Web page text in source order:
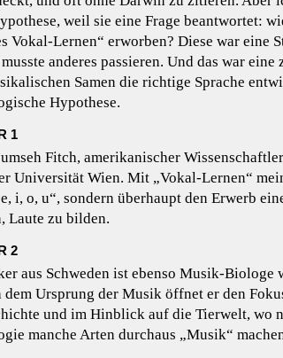
weil sie eine Frage beantwortet:
Vokal-Lernen“ erworben? Diese war eine
anderes passieren. Und das war eine
Samen die richtige Sprache
Hypothese.
1
Fitch, amerikanischer
Universität Wien. Mit „Vokal-Lernen“
i, o, u“, sondern überhaupt den Erwerb
Laute zu bilden.
2
aus Schweden ist ebenso Musik-Biologe
dem Ursprung der Musik öffnet er den
und im Hinblick auf die Tierwelt, wo
manche Arten durchaus „Musik“